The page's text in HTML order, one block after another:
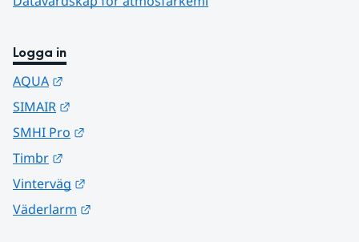
Logga in
AQUA
SIMAIR
SMHI Pro
Timbr
Vinterväg
Väderlarm